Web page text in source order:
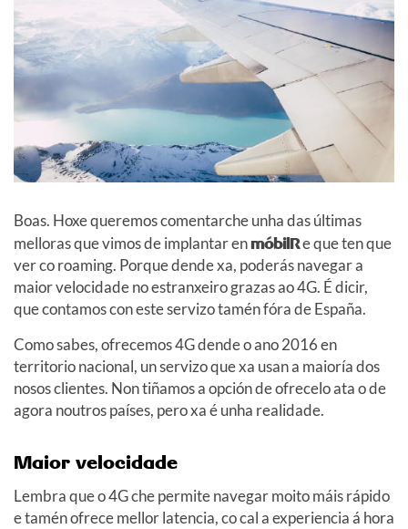
Boas. Hoxe queremos comentarche unha das últimas
melloras que vimos de implantar enmóbilRe que ten que
ver co roaming. Porque dende xa, poderás navegar a
maior velocidade no estranxeiro grazas ao 4G. É dicir,
que contamos con este servizo tamén fóra de España.
Como sabes, ofrecemos 4G dende o ano 2016 en
territorio nacional, un servizo que xa usan a maioría dos
nosos clientes. Non tiñamos a opción de ofrecelo ata o de
agora noutros países, pero xa é unha realidade.
Maior velocidade
Lembra que o 4G che permite navegar moito máis rápido
e tamén ofrece mellor latencia, co cal a experiencia á hora